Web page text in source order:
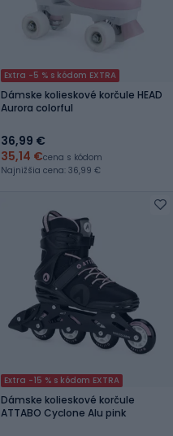
Extra -5 % s kódom EXTRA
Dámske kolieskové korčule HEAD
Aurora colorful
36,99 €
35,14 €cena s kódom
Najnižšia cena: 36,99 €
Extra -15 % s kódom EXTRA
Dámske kolieskové korčule
ATTABO Cyclone Alu pink